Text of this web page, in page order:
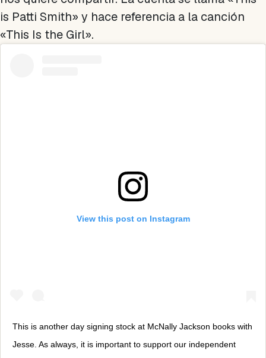
is Patti Smith» y hace referencia a la canción
«This Is the Girl».
View this post on Instagram
This is another day signing stock at McNally Jackson books with
Jesse. As always, it is important to support our independent